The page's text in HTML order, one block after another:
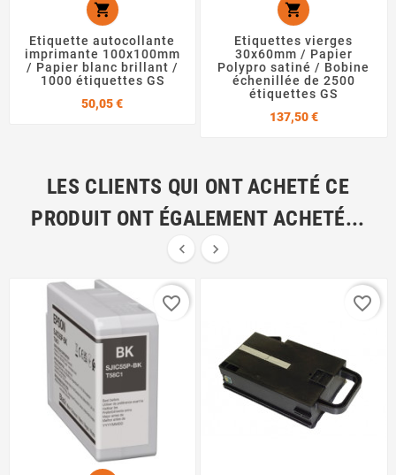

Etiquette autocollante
imprimante 100x100mm
/ Papier blanc brillant /
1000 étiquettes GS
50,05 €Prix

Etiquettes vierges
30x60mm / Papier
Polypro satiné / Bobine
échenillée de 2500
étiquettes GS
137,50 €Prix
LES CLIENTS QUI ONT ACHETÉ CE
PRODUIT ONT ÉGALEMENT ACHETÉ...
 
favorite_border favorite_border